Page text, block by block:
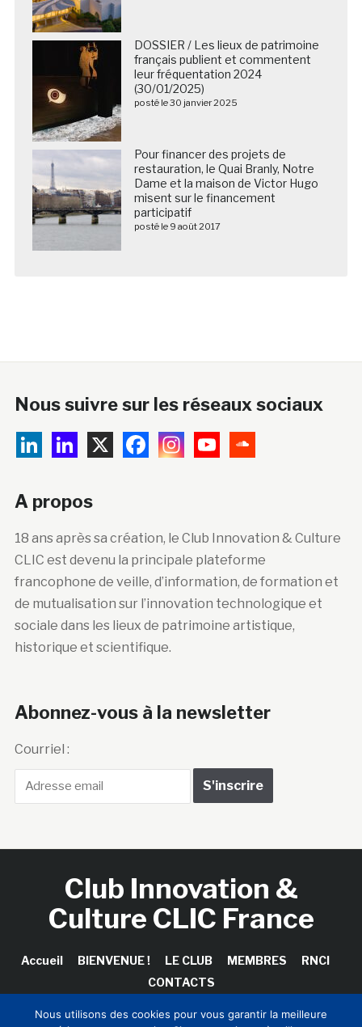
DOSSIER / Les lieux de patrimoine
français publient et commentent
leur fréquentation 2024
(30/01/2025)
posté le 30 janvier 2025
Pour financer des projets de
restauration, le Quai Branly, Notre
Dame et la maison de Victor Hugo
misent sur le financement
participatif
posté le 9 août 2017
Nous suivre sur les réseaux sociaux
A propos
18 ans après sa création, le Club Innovation & Culture
CLIC est devenu la principale plateforme
francophone de veille, d’information, de formation et
de mutualisation sur l’innovation technologique et
sociale dans les lieux de patrimoine artistique,
historique et scientifique.
Abonnez-vous à la newsletter
Courriel :
Club Innovation &
Culture CLIC France
Accueil BIENVENUE ! LE CLUB MEMBRES
RNCI
CONTACTS
Nous utilisons des cookies pour vous garantir la meilleure